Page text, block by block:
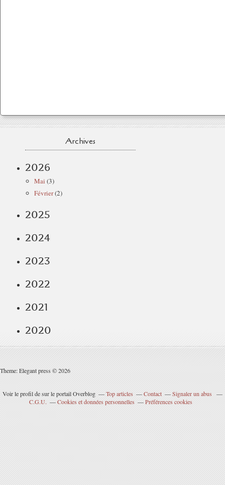
Archives
2026
Mai (3)
Février(2)
2025
2024
2023
2022
2021
2020
Theme: Elegant press © 2026
Voir le profil desur le portail Overblog Top articles Contact
Signaler un abus
C.G.U.
Cookies et données personnelles Préférences cookies